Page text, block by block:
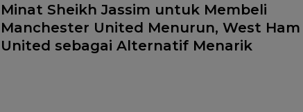
Minat Sheikh Jassim untuk Membeli
Manchester United Menurun, West Ham
United sebagai Alternatif Menarik